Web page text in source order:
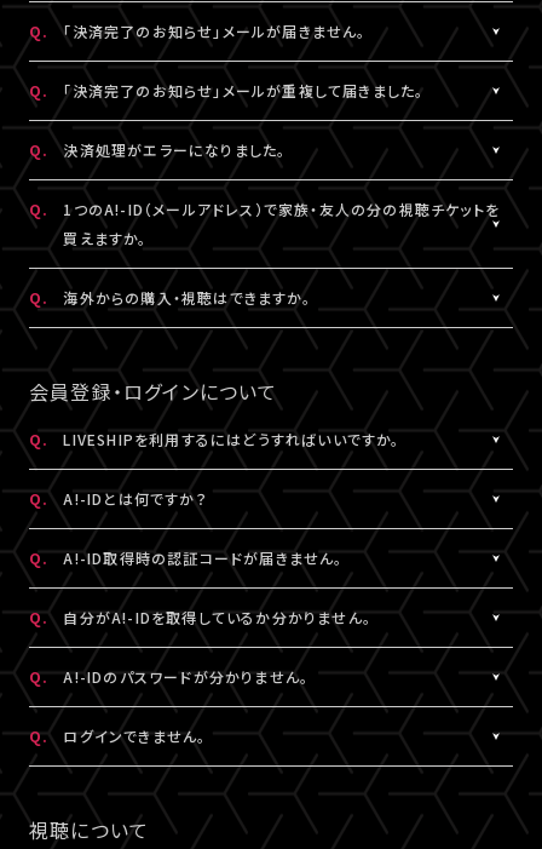
にお手続きください。
「マイページ」に記載がない場合や、支払期限を超過した場合は、
再度、チケット販売ページより、お手続きをお願いいたします。
情報」にアクセスいただくと、「新たに手続きする」というボタンが
表示されます。
こちらより、改めてお手続きください。
※コンビニ決済のキャンセルには、15分ほどお時間がかかります。
※「決済取消中」のアイコンが表示されている間はお手続きができ
ません。
ケットを選択。
「支払い方法・コンビニの変更」から、「コンビニ決済をキャンセル」
を押してください。
コンビニ決済のキャンセル後、再度「マイページ」内「チケット購入
情報」にアクセスいただくと、「新たに手続きする」というボタンが
表示されます。
こちらより、クレジットカード決済を選択のうえ、改めてお手続きく
ださい。
※コンビニ決済のキャンセルには、15分ほどお時間がかかります。
※「決済取消中」のアイコンが表示されている間はお手続きができ
ません。
※コンビニにてご入金済みの場合は、変更できません。
支払い期限を過ぎてしまった場合は、再度、チケット販売ページか
らご購入手続きをお願いします。
Q. 「決済完了のお知らせ」メールが届きません。
A.
「決済完了のお知らせ」メールは、チケットご購入時にLIVESHIPに
ご登録いただいたA!-ID（メールアドレス）宛に
【@liveship.tokyo】ドメインから配信しております。
“迷惑メール”として自動振り分け・受信拒否されていないかご確
認ください。
「決済完了のお知らせ」メールが届かない場合は、「マイページ」内
「チケット購入情報」にてご確認ください。
チケットご購入済みの場合は、「決済完了のお知らせ」メールが届
いていなくても、ライブ配信・アーカイブ配信は問題なくご視聴いた
だけます。
「チケット購入情報」に、チケットが表示されていない場合は、ご購
入いただけていない状態です。
改めてチケット販売ページより購入手続きをお願いいたします。
Q. 「決済完了のお知らせ」メールが重複して届きました。
A.
「決済完了のお知らせ」メールが2通以上届いた場合、誤ってチケッ
トを重複してご購入されている可能性がございます。
詳細を記載のうえ、こちら よりご連絡ください。
Q. 決済処理がエラーになりました。
A.
▼コンビニ決済にて、よくあるエラー
「髙」・「﨑」のような環境依存文字をお名前にご使用された場合、
コンビニシステム側の仕様により、受付できないエラーが発生する
ことがあります。環境依存文字でご登録の場合は、マイページ「基
本情報」内「会員情報」より常用漢字などにご変更いただくか、クレ
ジットカード決済をご利用ください。
▼クレジットカード決済にて、よくあるエラー
クレジットカード番号やセキュリティコードなどの誤入力、有効期
限外、限度額超過などによるエラーの可能性がございます。今一度
ご確認のうえ、お手続きください。
上記に当てはまらないエラーの場合は、お手数ですが、エラー時の
状態など詳細を記載のうえ、 こちらよりお問い合わせください。
Q.
1つのA!-ID（メールアドレス）で家族・友人の分の視聴チケットを
買えますか。
A.
1つのA!-ID（メールアドレス）からご購入いただける視聴チケット
は、ご本人様の1枚分だけになります。ご視聴される方がそれぞれ
のA!-ID（メールアドレス）にて、視聴チケットを購入していただく必
要がございます。
※A!-IDについては［Q:A!-IDとは何ですか？］をご参照ください。
Q. 海外からの購入・視聴はできますか。
A.
原則、視聴チケットのご購入は可能です。
ご視聴については、推奨環境を満たしているかをご確認ください。
推奨環境を満たしていない場合は、ご視聴いただけない可能性が
あります。
また、各国の通信環境によりご視聴いただけない場合もございま
す。
上記ご了承のうえ、ご自身の判断にてご購入ください。
会員登録・ログインについて
Q. LIVESHIPを利用するにはどうすればいいですか。
LIVESHIPを利用するには、A!-ID（メールアドレス）が必要です。
LIVESHIPにアクセスし、A!-ID（メールアドレス）にてログインのう
え、会員登録を行ってください。
※A!-IDについては ［Q:A!-IDとは何ですか？］ をご参照ください。
Q. A!-IDとは何ですか？
A!-IDとは、アーティストにまつわる様々なサービスをご利用いただ
ける共通の会員ID（無料）です。
・「A!SMART」でグッズを購入されたことがある場合は、その際に
登録されたメールアドレスがA!-IDとなります。
・A!-IDが必要なファンクラブ会員の場合、そちらで登録・連携され
たメールアドレスがA!-IDとなります。
・A!-ID（メールアドレス）をお持ちでない方は、LIVESHIP会員登録
の過程で取得していただけます。
・お持ちのメールアドレスのA!-ID取得有無は、
より確認する
ことができます。
Q. A!-ID取得時の認証コードが届きません。
ご入力いただいたメールアドレス宛に【@liveship.tokyo】ドメイ
ンから、認証コードをお知らせするメールを配信しております。
“迷惑メール”として自動振り分け・受信拒否されていないかご確
認ください。
※認証コードは発行より10分間有効です。
※未着の場合、改めて新規取得からお手続きください。
※複数回発行された場合は、一番新しい認証コードをご利用くだ
さい。
Q. 自分がA!-IDを取得しているか分かりません。
お持ちのメールアドレスのA!-ID取得有無は、こちら
より確認するこ
とができます。
※すでに「A!SMART」をご利用の方はA!-IDの取得が完了していま
す。ご利用のA!-ID（メールアドレス）とパスワードでログインくださ
い。
※A!-IDが必要なファンクラブ会員の場合、そちらで登録・連携され
たメールアドレスがA!-IDとなります。
Q. A!-IDのパスワードが分かりません。
パスワードをお忘れの場合は、こちら
よりパスワード再設定を行え
ます。
Q. ログインできません。
LIVESHIPにご登録のA!-ID（メールアドレス）とパスワードをご入
力ください。
※パスワードをお忘れの場合は、
こちら
よりパスワード再設定を行
視聴について